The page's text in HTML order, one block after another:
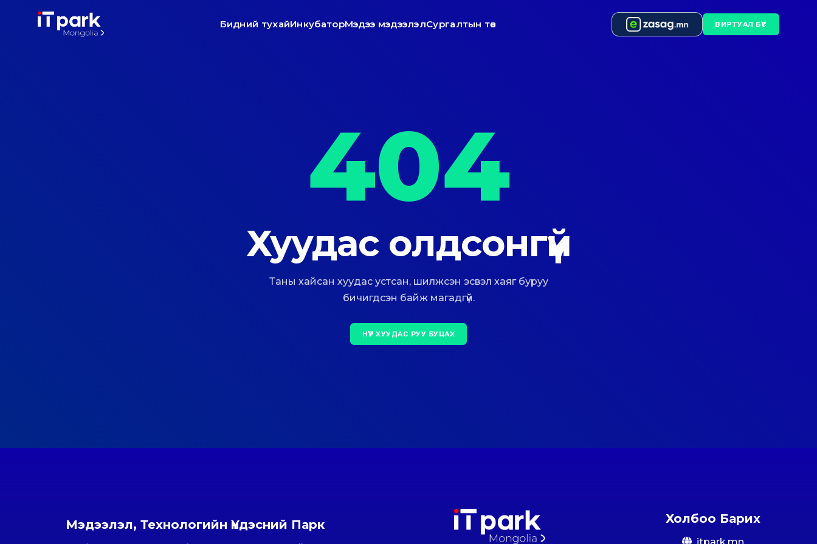
Бидний тухайИнкубаторМэдээ мэдээлэлСургалтын төв ВИРТУАЛ БҮС
404
Хуудас олдсонгүй
Таны хайсан хуудас устсан, шилжсэн эсвэл хаяг буруу
бичигдсэн байж магадгүй.
НҮҮР ХУУДАС РУУ БУЦАХ
Мэдээлэл, Технологийн Үндэсний Парк Холбоо Барих
itpark.mn